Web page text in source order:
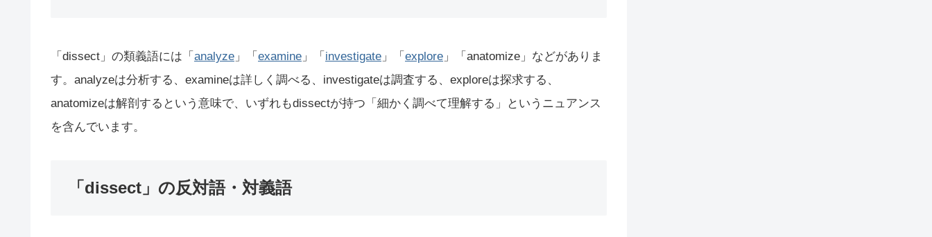
「dissect」の類義語には「 analyze 」「 examine 」「 investigate 」「 explore 」「anatomize」などがありま
す。analyzeは分析する、examineは詳しく調べる、investigateは調査する、exploreは探求する、
anatomizeは解剖するという意味で、いずれもdissectが持つ「細かく調べて理解する」というニュアンス
を含んでいます。
「dissect」の反対語・対義語